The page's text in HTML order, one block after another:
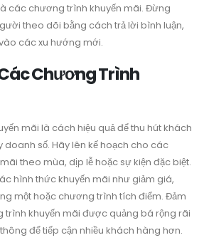
các chương trình khuyến mãi. Đừng
theo dõi bằng cách trả lời bình luận,
các xu hướng mới.
Chương Trình
mãi là cách hiệu quả để thu hút khách
số. Hãy lên kế hoạch cho các
theo mùa, dịp lễ hoặc sự kiện đặc biệt.
hình thức khuyến mãi như giảm giá,
một hoặc chương trình tích điểm. Đảm
khuyến mãi được quảng bá rộng rãi
để tiếp cận nhiều khách hàng hơn.